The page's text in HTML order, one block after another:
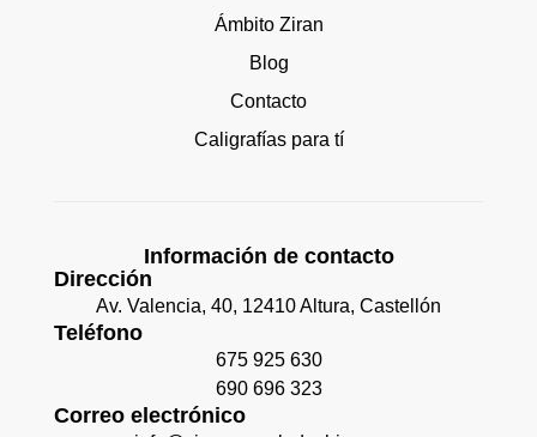
Ámbito Ziran
Blog
Contacto
Caligrafías para tí
Información de contacto
Dirección
Av. Valencia, 40, 12410 Altura, Castellón
Teléfono
675 925 630
690 696 323
Correo electrónico